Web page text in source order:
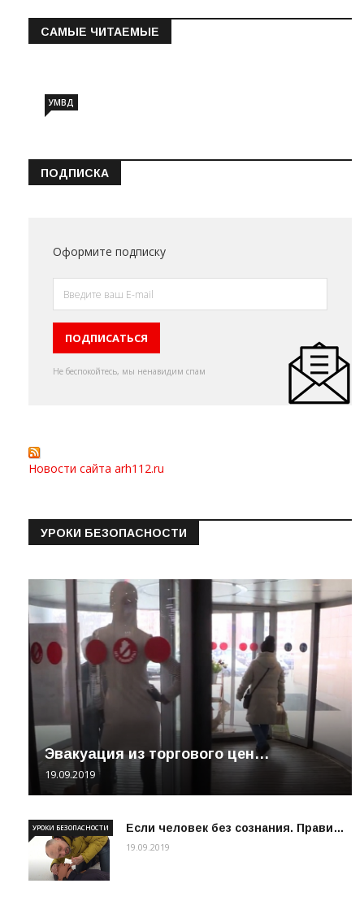
САМЫЕ ЧИТАЕМЫЕ
УМВД
ПОДПИСКА
Оформите подписку
Не беспокойтесь, мы ненавидим спам
Новости сайта arh112.ru
УРОКИ БЕЗОПАСНОСТИ
Эвакуация из торгового цен…
19.09.2019
Если человек без сознания. Прави…
УРОКИ БЕЗОПАСНОСТИ
19.09.2019